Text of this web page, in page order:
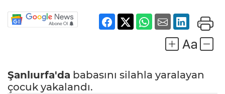
Şanlıurfa'da babasını silahla yaralayan
çocuk yakalandı.